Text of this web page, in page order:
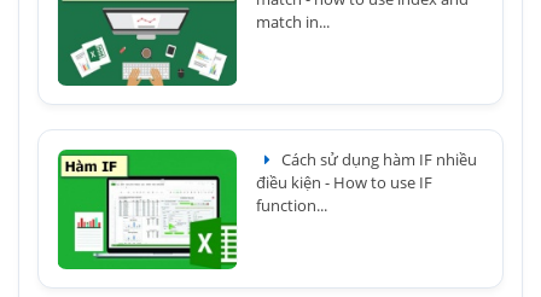
match in...
Cách sử dụng hàm IF nhiều
điều kiện - How to use IF
function...